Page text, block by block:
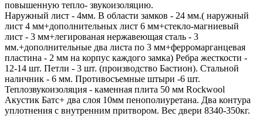
повышенную тепло- звукоизоляцию.
Наружный лист - 4мм. В области замков - 24 мм.( наружный
лист 4 мм+дополнительных лист 6 мм+стекло-магниевый
лист - 3 мм+легированая нержавеющая сталь - 3
мм.+дополнительные два листа по 3 мм+ферромарганцевая
пластина - 2 мм на корпус каждого замка) Ребра жесткости -
12-14 шт. Петли - 3 шт. (производство Бастион). Стальной
наличник - 6 мм. Противосъемные штыри -6 шт.
Теплозвукоизоляция - каменная плита 50 мм Rockwool
Акустик Батс+ два слоя 10мм пенополиуретана. Два контура
уплотнения с внутренним притвором. Вес двери 8340-350кг.